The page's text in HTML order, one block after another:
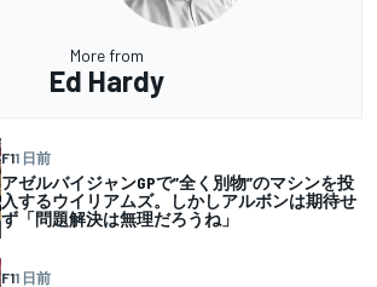
More from
Ed Hardy
F11 日前
アゼルバイジャンGPで”全く別物”のマシンを投
入するウイリアムズ。しかしアルボンは期待せ
ず「問題解決は無理だろうね」
F11 日前